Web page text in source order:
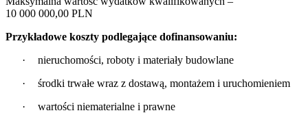
10 000 000,00 PLN
Przykładowe koszty podlegające dofinansowaniu:
·
nieruchomości, roboty i materiały budowlane
·
środki trwałe wraz z dostawą, montażem i uruchomieniem
·
wartości niematerialne i prawne